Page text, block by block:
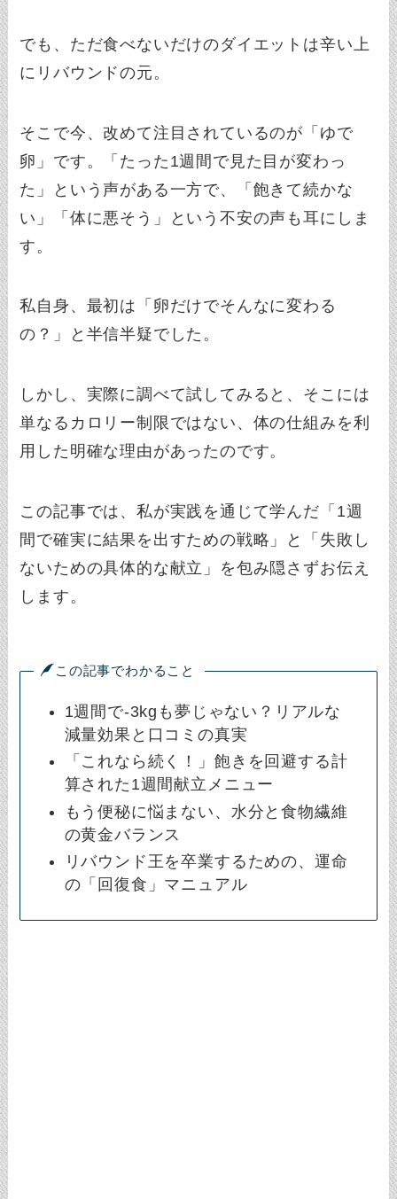
でも、ただ食べないだけのダイエットは辛い上
にリバウンドの元。
そこで今、改めて注目されているのが「ゆで
卵」です。「たった1週間で見た目が変わっ
た」という声がある一方で、「飽きて続かな
い」「体に悪そう」という不安の声も耳にしま
す。
私自身、最初は「卵だけでそんなに変わる
の？」と半信半疑でした。
しかし、実際に調べて試してみると、そこには
単なるカロリー制限ではない、体の仕組みを利
用した明確な理由があったのです。
この記事では、私が実践を通じて学んだ「1週
間で確実に結果を出すための戦略」と「失敗し
ないための具体的な献立」を包み隠さずお伝え
します。
この記事でわかること
1週間で-3kgも夢じゃない？リアルな
減量効果と口コミの真実
「これなら続く！」飽きを回避する計
算された1週間献立メニュー
もう便秘に悩まない、水分と食物繊維
の黄金バランス
リバウンド王を卒業するための、運命
の「回復食」マニュアル